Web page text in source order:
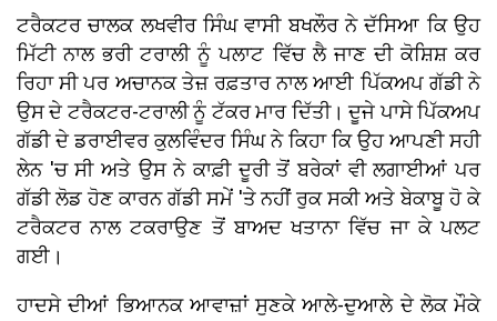
ਟਰੈਕਟਰ ਚਾਲਕ ਲਖਵੀਰ ਸਿੰਘ ਵਾਸੀ ਬਖਲੌਰ ਨੇ ਦੱਸਿਆ ਕਿ ਉਹ
ਮਿੱਟੀ ਨਾਲ ਭਰੀ ਟਰਾਲੀ ਨੂੰ ਪਲਾਟ ਵਿੱਚ ਲੈ ਜਾਣ ਦੀ ਕੋਸ਼ਿਸ਼ ਕਰ
ਰਿਹਾ ਸੀ ਪਰ ਅਚਾਨਕ ਤੇਜ਼ ਰਫ਼ਤਾਰ ਨਾਲ ਆਈ ਪਿੱਕਅਪ ਗੱਡੀ ਨੇ
ਉਸ ਦੇ ਟਰੈਕਟਰ-ਟਰਾਲੀ ਨੂੰ ਟੱਕਰ ਮਾਰ ਦਿੱਤੀ। ਦੂਜੇ ਪਾਸੇ ਪਿੱਕਅਪ
ਗੱਡੀ ਦੇ ਡਰਾਈਵਰ ਕੁਲਵਿੰਦਰ ਸਿੰਘ ਨੇ ਕਿਹਾ ਕਿ ਉਹ ਆਪਣੀ ਸਹੀ
ਲੇਨ 'ਚ ਸੀ ਅਤੇ ਉਸ ਨੇ ਕਾਫ਼ੀ ਦੂਰੀ ਤੋਂ ਬਰੇਕਾਂ ਵੀ ਲਗਾਈਆਂ ਪਰ
ਗੱਡੀ ਲੋਡ ਹੋਣ ਕਾਰਨ ਗੱਡੀ ਸਮੇਂ 'ਤੇ ਨਹੀਂ ਰੁਕ ਸਕੀ ਅਤੇ ਬੇਕਾਬੂ ਹੋ ਕੇ
ਟਰੈਕਟਰ ਨਾਲ ਟਕਰਾਉਣ ਤੋਂ ਬਾਅਦ ਖਤਾਨਾ ਵਿੱਚ ਜਾ ਕੇ ਪਲਟ
ਗਈ।
ਹਾਦਸੇ ਦੀਆਂ ਭਿਆਨਕ ਆਵਾਜ਼ਾਂ ਸੁਣਕੇ ਆਲੇ-ਦੁਆਲੇ ਦੇ ਲੋਕ ਮੌਕੇ